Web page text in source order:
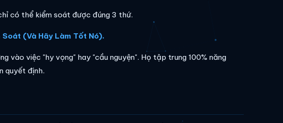
có thể kiểm soát được đúng 3 thứ.
Soát (Và Hãy Làm Tốt Nó).
vào việc "hy vọng" hay "cầu nguyện". Họ tập trung 100% năng
quyết định.